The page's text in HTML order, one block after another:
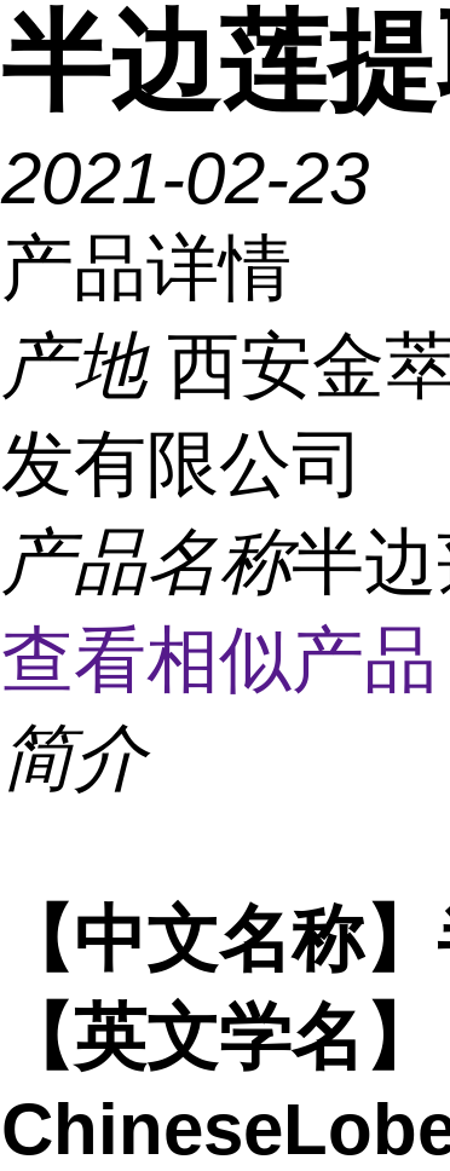
半边莲
2021-02-23
产品详情
产地 西安金
发有限公司
产品名称半
查看相似产
简介
【中文名称
【英文学名】